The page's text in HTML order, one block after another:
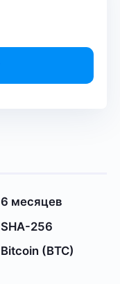
6 месяцев
SHA-256
Bitcoin (BTC)